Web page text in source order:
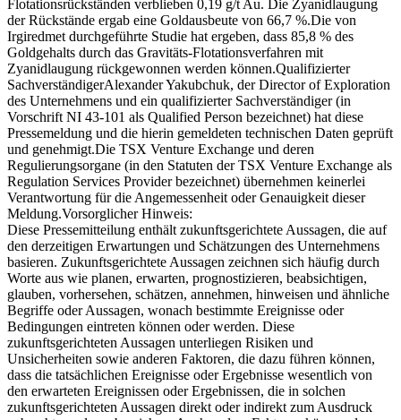
Flotationsrückständen verblieben 0,19 g/t Au. Die Zyanidlaugung
der Rückstände ergab eine Goldausbeute von 66,7 %.Die von
Irgiredmet durchgeführte Studie hat ergeben, dass 85,8 % des
Goldgehalts durch das Gravitäts-Flotationsverfahren mit
Zyanidlaugung rückgewonnen werden können.Qualifizierter
SachverständigerAlexander Yakubchuk, der Director of Exploration
des Unternehmens und ein qualifizierter Sachverständiger (in
Vorschrift NI 43-101 als Qualified Person bezeichnet) hat diese
Pressemeldung und die hierin gemeldeten technischen Daten geprüft
und genehmigt.Die TSX Venture Exchange und deren
Regulierungsorgane (in den Statuten der TSX Venture Exchange als
Regulation Services Provider bezeichnet) übernehmen keinerlei
Verantwortung für die Angemessenheit oder Genauigkeit dieser
Meldung.Vorsorglicher Hinweis:
Diese Pressemitteilung enthält zukunftsgerichtete Aussagen, die auf
den derzeitigen Erwartungen und Schätzungen des Unternehmens
basieren. Zukunftsgerichtete Aussagen zeichnen sich häufig durch
Worte aus wie planen, erwarten, prognostizieren, beabsichtigen,
glauben, vorhersehen, schätzen, annehmen, hinweisen und ähnliche
Begriffe oder Aussagen, wonach bestimmte Ereignisse oder
Bedingungen eintreten können oder werden. Diese
zukunftsgerichteten Aussagen unterliegen Risiken und
Unsicherheiten sowie anderen Faktoren, die dazu führen können,
dass die tatsächlichen Ereignisse oder Ergebnisse wesentlich von
den erwarteten Ereignissen oder Ergebnissen, die in solchen
zukunftsgerichteten Aussagen direkt oder indirekt zum Ausdruck